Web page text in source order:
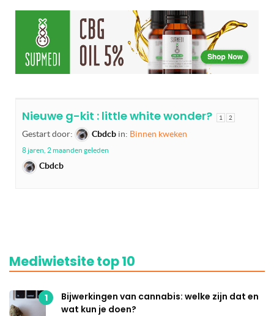
Nieuwe g-kit : little white wonder? 1 2
Gestart door: Cbdcb in: Binnen kweken
8 jaren, 2 maanden geleden
Cbdcb
Mediwietsite top 10
1
Bijwerkingen van cannabis: welke zijn dat en
wat kun je doen?